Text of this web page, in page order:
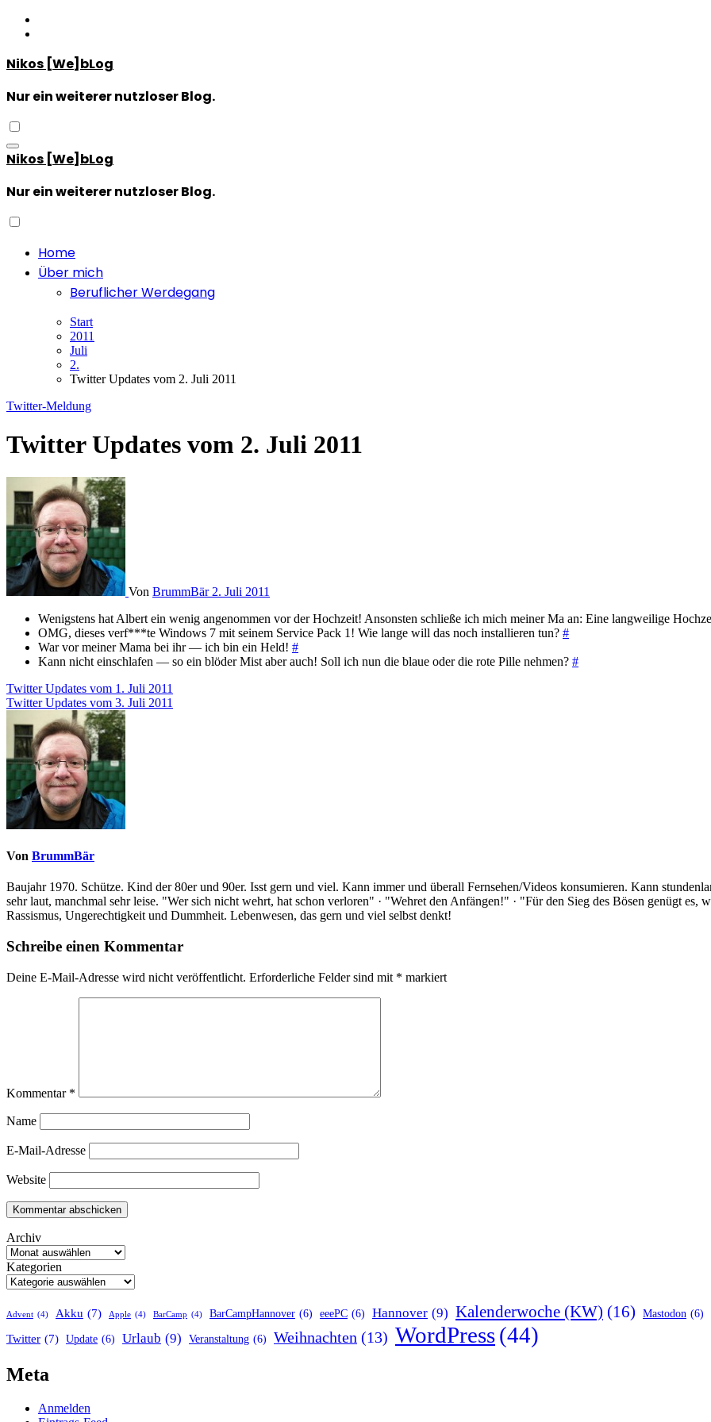
Zum
Inhalt
Nikos [We]bLog
Nur ein weiterer nutzloser Blog.
Nikos [We]bLog
Nur ein weiterer nutzloser Blog.
Home
Über mich
Beruflicher Werdegang
Start
2011
Juli
2.
Twitter Updates vom 2. Juli 2011
Twitter-Meldung
Twitter Updates vom 2. Juli 2011
Von BrummBär 2. Juli 2011
Wenigstens hat Albert ein wenig angenommen vor der Hochzeit! Ansonsten schließe ich mich meiner Ma an: Eine langweilige
OMG, dieses verf***te Windows 7 mit seinem Service Pack 1! Wie lange will das noch installieren tun? #
War vor meiner Mama bei ihr — ich bin ein Held! #
Kann nicht einschlafen — so ein blöder Mist aber auch! Soll ich nun die blaue oder die rote Pille nehmen? #
Beitragsnavigation
Twitter Updates vom 1. Juli 2011
Twitter Updates vom 3. Juli 2011
Von BrummBär
Baujahr 1970. Schütze. Kind der 80er und 90er. Isst gern und viel. Kann immer und überall Fernsehen/Videos konsumieren. Kann
sehr laut, manchmal sehr leise. "Wer sich nicht wehrt, hat schon verloren" · "Wehret den Anfängen!" · "Für den Sieg des Bösen genügt es,
Rassismus, Ungerechtigkeit und Dummheit. Lebenwesen, das gern und viel selbst denkt!
Schreibe einen Kommentar
Deine E-Mail-Adresse wird nicht veröffentlicht. Erforderliche Felder sind mit * markiert
Kommentar *
Name
E-Mail-Adresse
Website
Archiv
Kategorien
Advent (4) Akku (7) Apple (4) BarCamp (4) BarCampHannover (6) eeePC (6) Hannover (9) Kalenderwoche (KW) (16) Mastodon (6)
Twitter (7) Update (6) Urlaub (9) Veranstaltung (6) Weihnachten (13) WordPress(44)
Meta
Anmelden